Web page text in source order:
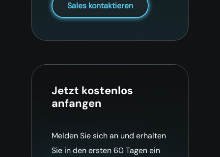
Sales kontaktieren
Jetzt kostenlos
anfangen
Melden Sie sich an und erhalten
Sie in den ersten 60 Tagen ein